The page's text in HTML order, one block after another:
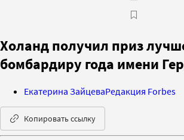
Холанд получил приз
бомбардиру года имени
Екатерина ЗайцеваРедакция Forbes
Копировать ссылку